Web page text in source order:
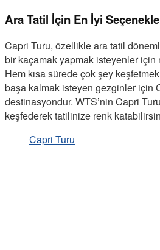
Ara Tatil İçin En İyi
Capri Turu, özellikle ara tatil
bir kaçamak yapmak isteyenler için
Hem kısa sürede çok şey
başa kalmak isteyen gezginler için
destinasyondur. WTS’nin Capri
keşfederek tatilinize renk
Capri Turu